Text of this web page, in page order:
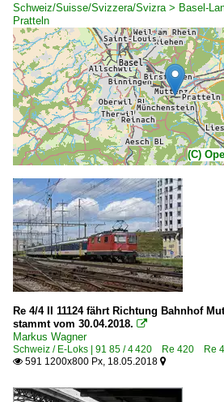
Schweiz/Suisse/Svizzera/Svizra > Basel-
Pratteln
(C)
Re 4/4 II 11124 fährt Richtung Bahnhof
stammt vom 30.04.2018. 
Markus Wagner
Schweiz / E-Loks | 91 85 / 4 420 Re 420 Re
 591 1200x800 Px, 18.05.2018 